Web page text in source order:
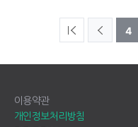
4
이용약관
개인정보처리방침